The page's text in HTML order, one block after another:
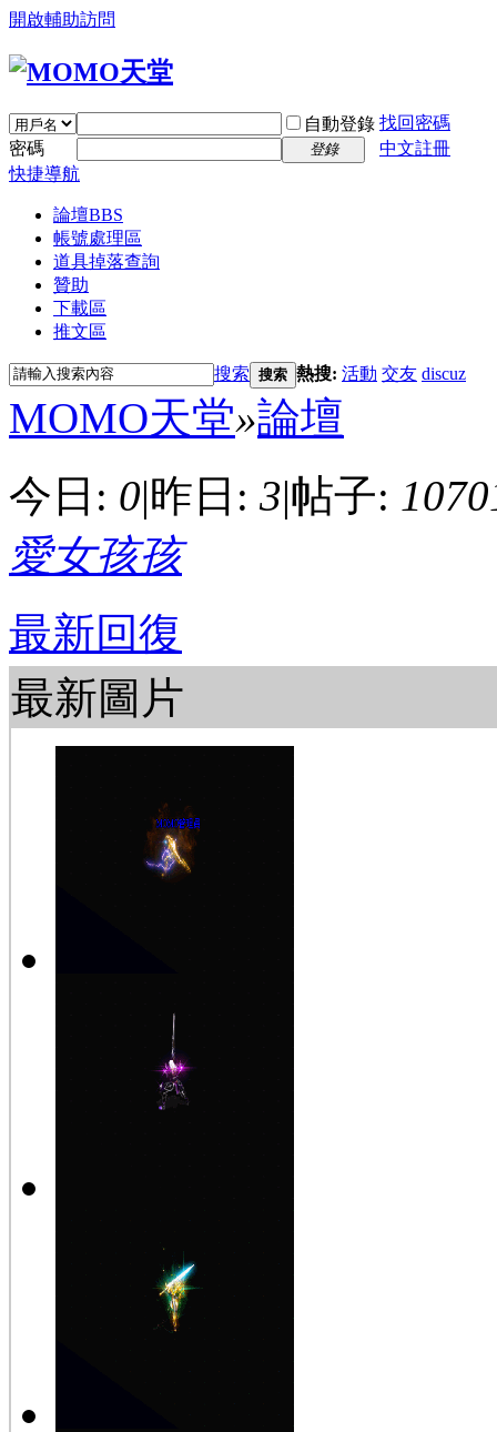
開啟輔助訪問
自動登錄 找回密碼
密碼
登錄
中文註冊
快捷導航
論壇BBS
帳號處理區
道具掉落查詢
贊助
下載區
推文區
搜索 搜索 熱搜: 活動 交友 discuz
MOMO天堂»論壇
今日: 0|昨日: 3|帖子:
愛女孩孩
最新回復
最新圖片
【公告】新
變身示範
【公告】新
變身示範